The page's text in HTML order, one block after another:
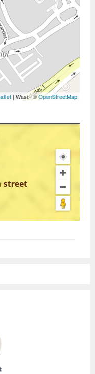
| Wasi - ©OpenStreetMap
street